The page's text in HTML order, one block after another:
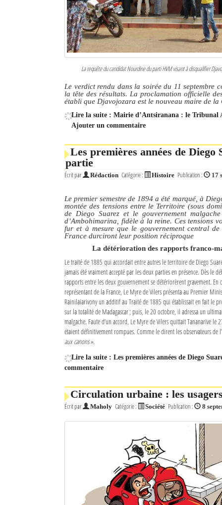
La requête du candidat Nourdine du parti HVM visant à disqualifier
Le verdict rendu dans la soirée du 11
la tête des résultats. La proclamation officielle
établi que Djavojozara est le nouveau maire de
Lire la suite : Mairie d’Antsiranana : le Tribunal
Ajouter un commentaire
Les premières années de Diego
partie
Écrit par Rédaction Catégorie : Histoire Publication : 17
Le premier semestre de 1894 a été marqué, à
montée des tensions entre le Territoire (sous
de Diego Suarez et le gouvernement
d’Ambohimarina, fidèle à la reine. Ces tensions
fur et à mesure que le gouvernement central
France durciront leur position réciproque
La détérioration des rapports franco-
Le traité de 1885 qui accordait entre autres le territoire de Diego
jamais été vraiment accepté par les deux parties en présence. Dès le
rapports entre les deux gouvernement se détériorèrent gravement.
représentant de la France, Le Myre de Vilers présenta au Premier
Rainilaiarivony un additif au Traité de 1885 qui établissait en fait le
sur la totalité de Madagascar ; puis, le 20 octobre, il adressa un
malgache. Faute d’un accord, Le Myre de Vilers quittait Tananarive le
étaient définitivement rompues. Comme le dirent les observateurs de
aux canons ».
Lire la suite : Les premières années de Diego
commentaire
Circulation urbaine : les
Écrit par Maholy Catégorie : Société Publication : 8